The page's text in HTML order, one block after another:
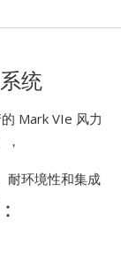
统
Mark VIe 风力
耐环境性和集成